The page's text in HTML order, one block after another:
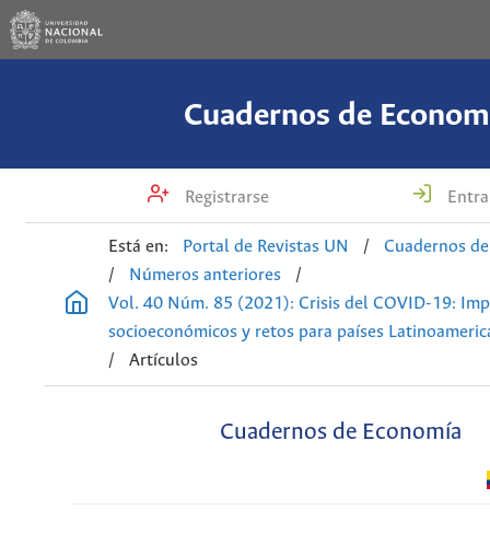
Cuadernos de
Registrarse
Está en: Portal de Revistas UN /
Cuadernos
/
Números anteriores
/
Vol. 40 Núm. 85 (2021): Crisis del COVID-19:
socioeconómicos y retos para países
/
Artículos
Cuadernos de Economía